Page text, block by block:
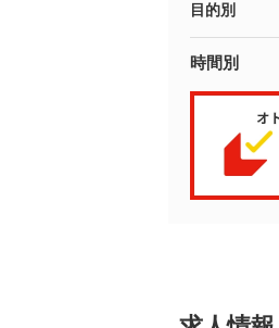
目的別
時間別